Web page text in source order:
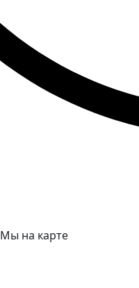
Мы на карте